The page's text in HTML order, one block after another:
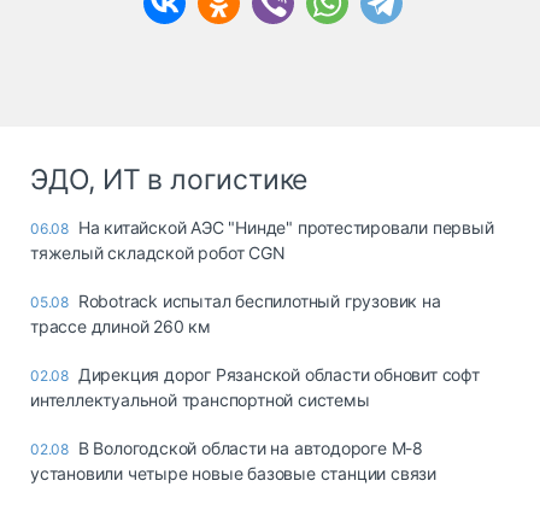
ЭДО, ИТ в логистике
06.08 На китайской АЭС "Нинде" протестировали первый
тяжелый складской робот CGN
05.08 Robotrack испытал беспилотный грузовик на
трассе длиной 260 км
02.08 Дирекция дорог Рязанской области обновит софт
интеллектуальной транспортной системы
02.08 В Вологодской области на автодороге М-8
установили четыре новые базовые станции связи